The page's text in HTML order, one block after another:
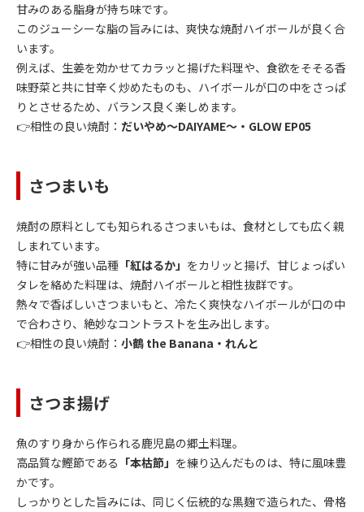
甘みのある脂身が持ち味です。
このジューシーな脂の旨みには、爽快な焼酎ハイボールが良く合
います。
例えば、生姜を効かせてカラッと揚げた料理や、食欲をそそる香
味野菜と共に甘辛く炒めたものも、ハイボールが口の中をさっぱ
りとさせるため、バランス良く楽しめます。
👉相性の良い焼酎： だいやめ～DAIYAME～・GLOW EP05
さつまいも
焼酎の原料としても知られるさつまいもは、食材としても広く親
しまれています。
特に甘みが強い品種 「紅はるか」 をカリッと揚げ、甘じょっぱい
タレを絡めた料理は、焼酎ハイボールと相性抜群です。
熱々で香ばしいさつまいもと、冷たく爽快なハイボールが口の中
で合わさり、絶妙なコントラストを生み出します。
👉相性の良い焼酎： 小鶴 the Banana・れんと
さつま揚げ
魚のすり身から作られる鹿児島の郷土料理。
高品質な鰹節である 「本枯節」 を練り込んだものは、特に風味豊
かです。
しっかりとした旨みには、同じく伝統的な黒麹で造られた、骨格